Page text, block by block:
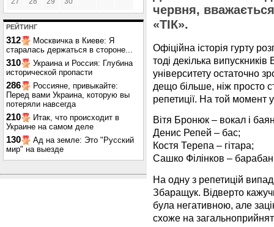
РЕЙТИНГ
312
Москвичка в Киеве: Я
старалась держаться в стороне...
310
Украина и Россия: Глубина
исторической пропасти
286
Россияне, привыкайте:
Перед вами Украина, которую вы
потеряли навсегда
210
Итак, что происходит в
Украине на самом деле
130
Ад на земле: Это "Русский
мир" на выезде
червня,
«ТІК».
Офіційна історія гурту
тоді декілька
університету остаточно
дещо більше, ніж просто
репетиції. На той момент
Вітя Бронюк – вокал і
Денис Репей – бас;
Костя Терепа – гітара;
Сашко Філінков –
На одну з репетицій
Збаращук. Відверто
була негативною, але
схоже на